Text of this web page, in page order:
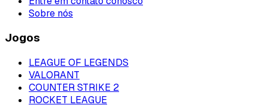
Sobre nós
Jogos
LEAGUE OF LEGENDS
VALORANT
COUNTER STRIKE 2
ROCKET LEAGUE